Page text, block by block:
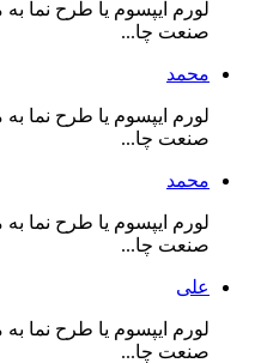
لورم ایپسوم یا طرح‌ نما
صنعت چا...
محمد
لورم ایپسوم یا طرح‌ نما
صنعت چا...
محمد
لورم ایپسوم یا طرح‌ نما
صنعت چا...
علی
لورم ایپسوم یا طرح‌ نما
صنعت چا...